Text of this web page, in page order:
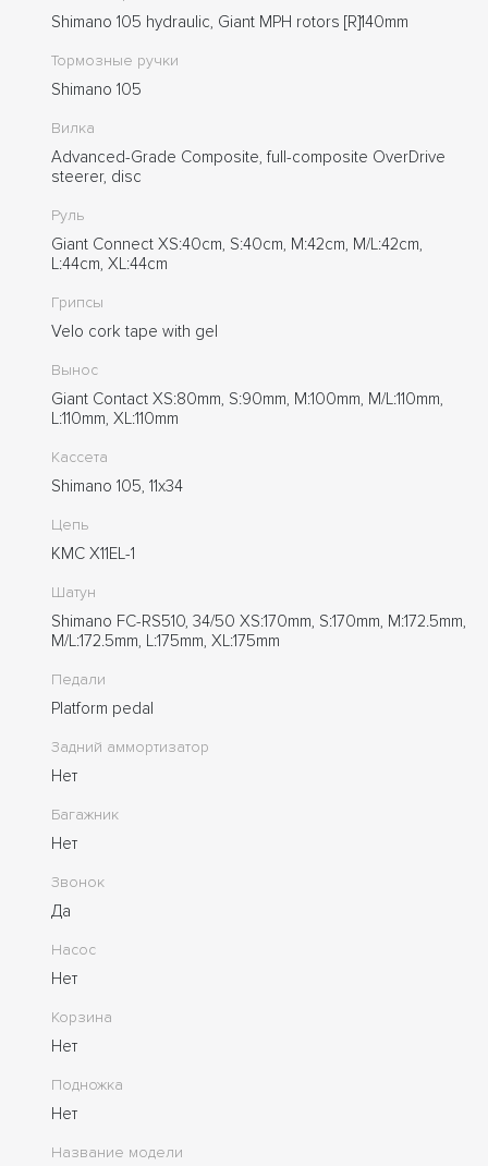
Shimano 105 hydraulic, Giant MPH rotors [R]140mm
Тормозные ручки
Shimano 105
Вилка
Advanced-Grade Composite, full-composite OverDrive
steerer, disc
Руль
Giant Connect XS:40cm, S:40cm, M:42cm, M/L:42cm,
L:44cm, XL:44cm
Грипсы
Velo cork tape with gel
Вынос
Giant Contact XS:80mm, S:90mm, M:100mm, M/L:110mm,
L:110mm, XL:110mm
Кассета
Shimano 105, 11x34
Цепь
KMC X11EL-1
Шатун
Shimano FC-RS510, 34/50 XS:170mm, S:170mm, M:172.5mm,
M/L:172.5mm, L:175mm, XL:175mm
Педали
Platform pedal
Задний аммортизатор
Нет
Багажник
Нет
Звонок
Да
Насос
Нет
Корзина
Нет
Подножка
Нет
Название модели